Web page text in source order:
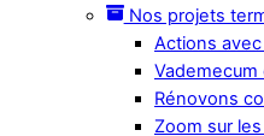
Nos projets
Actions
Vademecum
Rénovons
Zoom sur